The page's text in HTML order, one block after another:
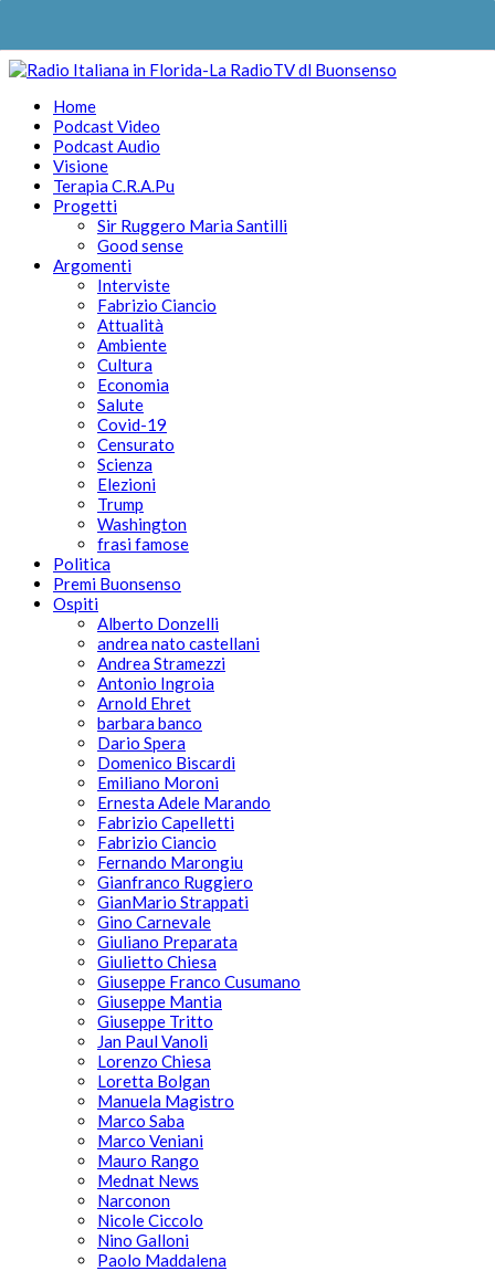
Home
Podcast Video
Podcast Audio
Visione
Terapia C.R.A.Pu
Progetti
Sir Ruggero Maria Santilli
Good sense
Argomenti
Interviste
Fabrizio Ciancio
Attualità
Ambiente
Cultura
Economia
Salute
Covid-19
Censurato
Scienza
Elezioni
Trump
Washington
frasi famose
Politica
Premi Buonsenso
Ospiti
Alberto Donzelli
andrea nato castellani
Andrea Stramezzi
Antonio Ingroia
Arnold Ehret
barbara banco
Dario Spera
Domenico Biscardi
Emiliano Moroni
Ernesta Adele Marando
Fabrizio Capelletti
Fabrizio Ciancio
Fernando Marongiu
Gianfranco Ruggiero
GianMario Strappati
Gino Carnevale
Giuliano Preparata
Giulietto Chiesa
Giuseppe Franco Cusumano
Giuseppe Mantia
Giuseppe Tritto
Jan Paul Vanoli
Lorenzo Chiesa
Loretta Bolgan
Manuela Magistro
Marco Saba
Marco Veniani
Mauro Rango
Mednat News
Narconon
Nicole Ciccolo
Nino Galloni
Paolo Maddalena